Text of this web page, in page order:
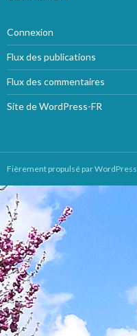
Connexion
Flux des publications
Flux des commentaires
Site de WordPress-FR
Fièrement propulsé par WordPress